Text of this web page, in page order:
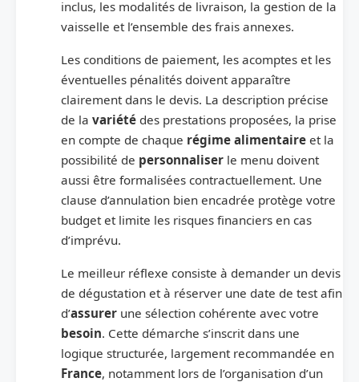
inclus, les modalités de livraison, la gestion de la
vaisselle et l’ensemble des frais annexes.
Les conditions de paiement, les acomptes et les
éventuelles pénalités doivent apparaître
clairement dans le devis. La description précise
de la variété des prestations proposées, la prise
en compte de chaque régime alimentaire et la
possibilité de personnaliser le menu doivent
aussi être formalisées contractuellement. Une
clause d’annulation bien encadrée protège votre
budget et limite les risques financiers en cas
d’imprévu.
Le meilleur réflexe consiste à demander un devis
de dégustation et à réserver une date de test afin
d’assurer une sélection cohérente avec votre
besoin. Cette démarche s’inscrit dans une
logique structurée, largement recommandée en
France, notamment lors de l’organisation d’un